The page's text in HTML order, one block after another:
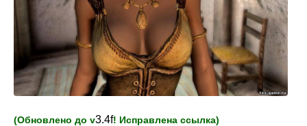
(Обновлено до v3.4f! Исправлена ссылка)